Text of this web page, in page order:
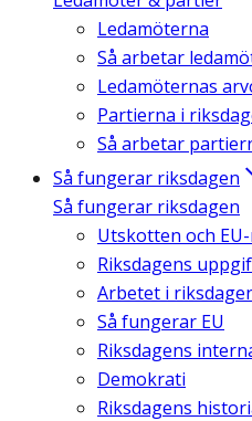
Ledamöterna
Så arbetar
Ledamöternas
Partierna i
Så arbetar
Så fungerar riksdagen
Så fungerar riksdagen
Utskotten och
Riksdagens
Arbetet i
Så fungerar EU
Riksdagens
Demokrati
Riksdagens